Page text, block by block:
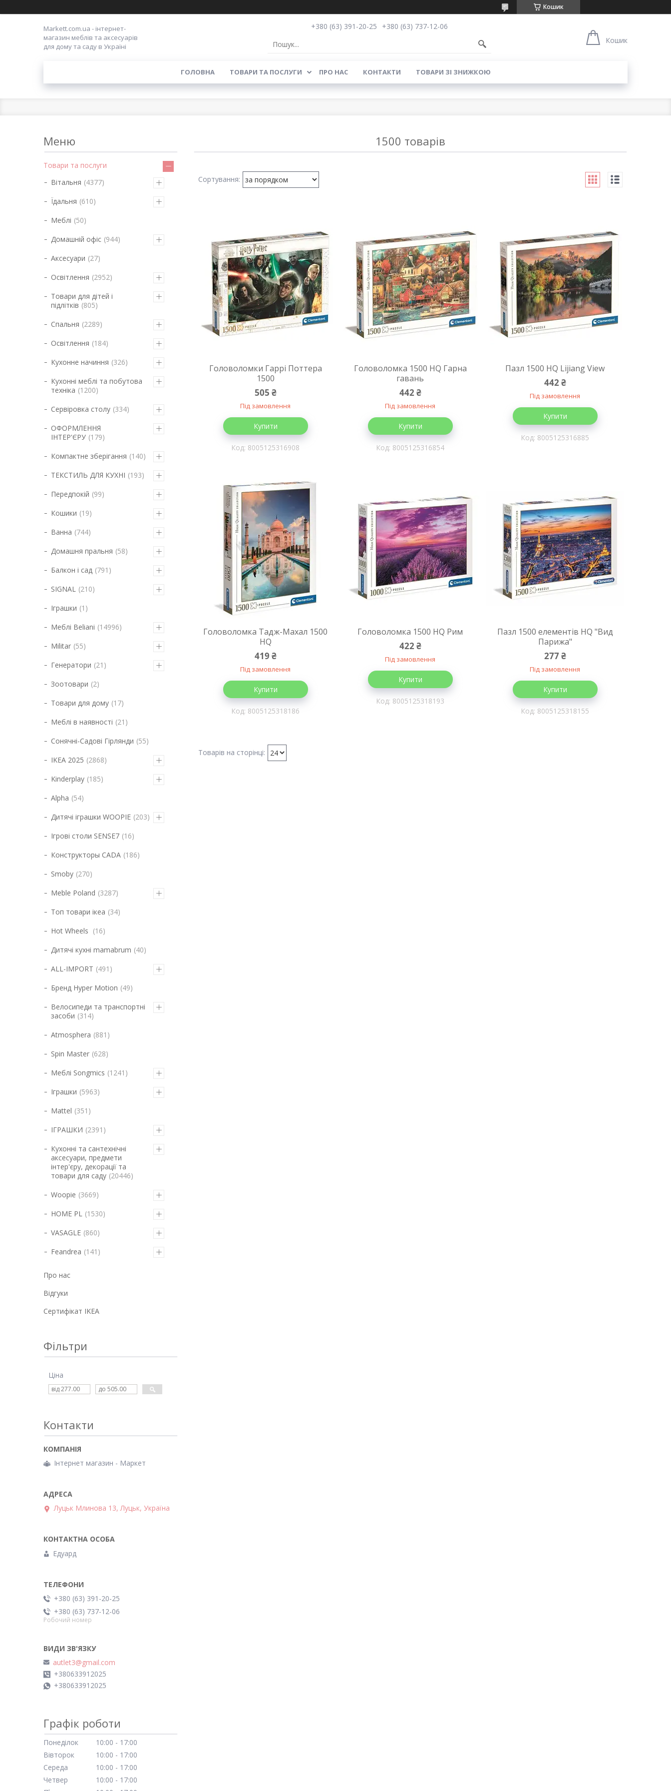
Кошик
Markett.com.ua - інтернет-
магазин меблів та аксесуарів
для дому та саду в Україні
+380 (63) 391-20-25
+380 (63) 737-12-06
Кошик
ГОЛОВНА ТОВАРИ ТА ПОСЛУГИ ПРО НАС КОНТАКТИ ТОВАРИ ЗІ ЗНИЖКОЮ
1500 товарів
Головоломки Гаррі Поттера
1500
505 ₴
Під замовлення
Купити
8005125316908
Головоломка 1500 HQ Гарна
гавань
442 ₴
Під замовлення
Купити
8005125316854
Пазл 1500 HQ Lijiang View
442 ₴
Під замовлення
Купити
8005125316885
Головоломка Тадж-Махал 1500
HQ
419 ₴
Під замовлення
Купити
8005125318186
Головоломка 1500 HQ Рим
422 ₴
Під замовлення
Купити
8005125318193
Пазл 1500 елементів HQ "Вид
Парижа"
277 ₴
Під замовлення
Купити
8005125318155
Товари та послуги
Вітальня 4377
Їдальня 610
Меблі 50
Домашній офіс 944
Аксесуари 27
Освітлення 2952
Товари для дітей і
підлітків 805
Спальня 2289
Освітлення 184
Кухонне начиння 326
Кухонні меблі та побутова
техніка 1200
Сервіровка столу 334
ОФОРМЛЕННЯ
ІНТЕР'ЄРУ 179
Компактне зберігання 140
ТЕКСТИЛЬ ДЛЯ КУХНІ 193
Передпокій 99
Кошики 19
Ванна 744
Домашня пральня 58
Балкон і сад 791
SIGNAL 210
Іграшки 1
Меблі Beliani 14996
Militar 55
Генератори 21
Зоотовари 2
Товари для дому 17
Меблі в наявності 21
Сонячні-Садові Гірлянди 55
IKEA 2025 2868
Kinderplay 185
Alpha 54
Дитячі іграшки WOOPIE 203
Ігрові столи SENSE7 16
Конструкторы CADA 186
Smoby 270
Meble Poland 3287
Топ товари ікеа 34
Hot Wheels
16
Дитячі кухні mamabrum 40
ALL-IMPORT 491
Бренд Hyper Motion 49
Велосипеди та транспортні
засоби 314
Atmosphera 881
Spin Master 628
Меблі Songmics 1241
Іграшки 5963
Mattel 351
ІГРАШКИ 2391
Кухонні та сантехнічні
аксесуари, предмети
інтер'єру, декорації та
товари для саду 20446
Woopie 3669
HOME PL 1530
VASAGLE 860
Feandrea 141
Про нас
Відгуки
Cертифікат IKEA
Фільтри
Ціна
Контакти
Інтернет магазин - Маркет
Луцьк Млинова 13, Луцьк, Україна
Едуард
+380 (63) 391-20-25
+380 (63) 737-12-06
Робочий номер
autlet3@gmail.com
+380633912025
+380633912025
Графік роботи
Понеділок 10:00
17:00
Вівторок
10:00
17:00
Середа
10:00
17:00
Четвер
10:00
17:00